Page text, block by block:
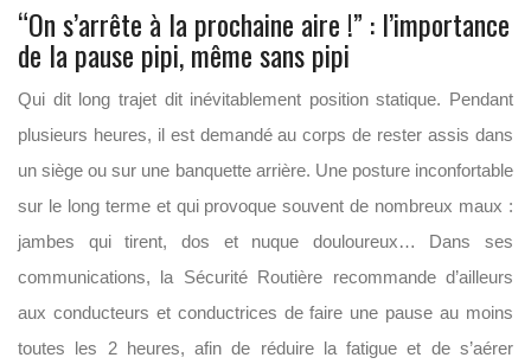
“On s’arrête à la prochaine aire !” : l’importance
de la pause pipi, même sans pipi
Qui dit long trajet dit inévitablement position statique. Pendant
plusieurs heures, il est demandé au corps de rester assis dans
un siège ou sur une banquette arrière. Une posture inconfortable
sur le long terme et qui provoque souvent de nombreux maux :
jambes qui tirent, dos et nuque douloureux… Dans ses
communications, la Sécurité Routière recommande d’ailleurs
aux conducteurs et conductrices de faire une pause au moins
toutes les 2 heures, afin de réduire la fatigue et de s’aérer